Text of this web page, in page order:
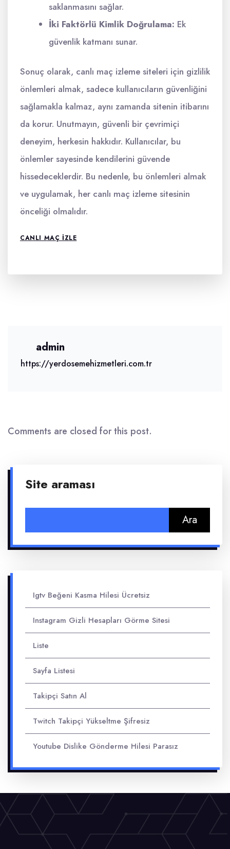
saklanmasını sağlar.
İki Faktörlü Kimlik Doğrulama: Ek
güvenlik katmanı sunar.
Sonuç olarak, canlı maç izleme siteleri için gizlilik
önlemleri almak, sadece kullanıcıların güvenliğini
sağlamakla kalmaz, aynı zamanda sitenin itibarını
da korur. Unutmayın, güvenli bir çevrimiçi
deneyim, herkesin hakkıdır. Kullanıcılar, bu
önlemler sayesinde kendilerini güvende
hissedeceklerdir. Bu nedenle, bu önlemleri almak
ve uygulamak, her canlı maç izleme sitesinin
önceliği olmalıdır.
CANLI MAÇ IZLE
admin
https://yerdosemehizmetleri.com.tr
Comments are closed for this post.
Site araması
Igtv Beğeni Kasma Hilesi Ücretsiz
Instagram Gizli Hesapları Görme Sitesi
Liste
Sayfa Listesi
Takipçi Satın Al
Twitch Takipçi Yükseltme Şifresiz
Youtube Dislike Gönderme Hilesi Parasız